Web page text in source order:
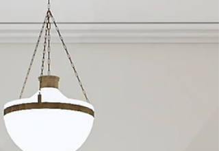
Realizacja jest jej weryfikacją. Każdy inwestor, oglądając
dopracowane rendery, zadaje sobie to samo pytanie: „Czy
moje wnętrze naprawdę będzie wyglądało tak samo?”.
Odpowiedź brzmi: tak – pod warunkiem, że projekt został
stworzony z myślą o rzeczywistej realizacji, a nie
efektownym obrazie.